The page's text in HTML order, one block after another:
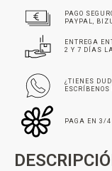
PAGO
PAYPAL,
ENTREGA
2 Y 7 DÍAS
¿TIENES
PAGA EN 3/4